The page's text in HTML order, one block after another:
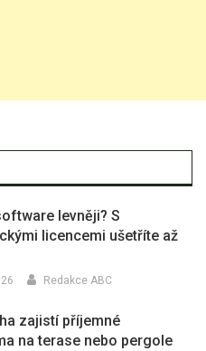
levněji? S
licencemi ušetříte až
Redakce ABC
zajistí příjemné
na terase nebo pergole